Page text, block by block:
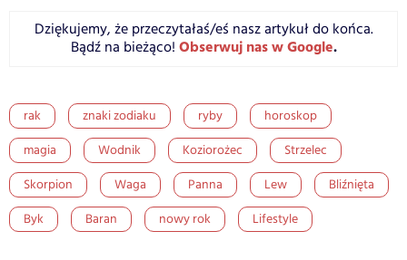
Dziękujemy, że przeczytałaś/eś nasz artykuł do końca.
Bądź na bieżąco! Obserwuj nas w Google.
rak znaki zodiaku ryby
horoskop
magia
Wodnik Koziorożec
Strzelec
Skorpion
Waga Panna Lew
Bliźnięta
Byk
Baran nowy rok Lifestyle